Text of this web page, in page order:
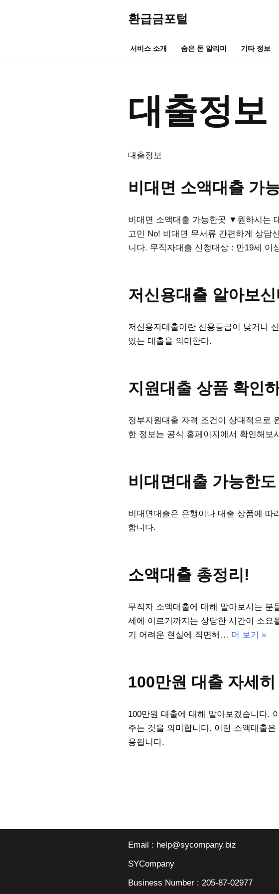
환급금포털
서비스 소개 숨은 돈 알리미 기타 정보
대출정보
대출정보
비대면 소액대출 가
비대면 소액대출 가능한곳 ▼원하시는
고민 No! 비대면 무서류 간편하게 상담
니다. 무직자대출 신청대상 : 만19세 이
저신용대출 알아보
저신용자대출이란 신용등급이 낮거나
있는 대출을 의미한다.
지원대출 상품 확인
정부지원대출 자격 조건이 상대적으로
한 정보는 공식 홈페이지에서 확인해보
비대면대출 가능한
비대면대출은 은행이나 대출 상품에 따
합니다.
소액대출 총정리!
무직자 소액대출에 대해 알아보시는 분
세에 이르기까지는 상당한 시간이 소요
기 어려운 현실에 직면해… 더 보기 »
100만원 대출 자세
100만원 대출에 대해 알아보겠습니다.
주는 것을 의미합니다. 이런 소액대출
용됩니다.
Email : help@sycompany.biz
SYCompany
Business Number : 205-87-02977